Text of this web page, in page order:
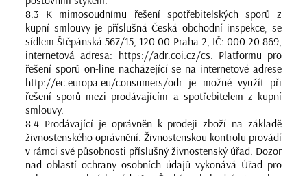
8.3 K mimosoudnímu řešení spotřebitelských sporů z
kupní smlouvy je příslušná Česká obchodní inspekce, se
sídlem Štěpánská 567/15, 120 00 Praha 2, IČ: 000 20 869,
internetová adresa: https://adr.coi.cz/cs. Platformu pro
řešení sporů on-line nacházející se na internetové adrese
http://ec.europa.eu/consumers/odr je možné využít při
řešení sporů mezi prodávajícím a spotřebitelem z kupní
smlouvy.
8.4 Prodávající je oprávněn k prodeji zboží na základě
živnostenského oprávnění. Živnostenskou kontrolu provádí
v rámci své působnosti příslušný živnostenský úřad. Dozor
nad oblastí ochrany osobních údajů vykonává Úřad pro